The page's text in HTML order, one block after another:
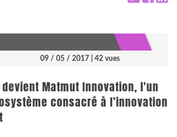
09 / 05 / 2017 | 42 vues
Matmut Innovation, l'un
consacré à l’innovation